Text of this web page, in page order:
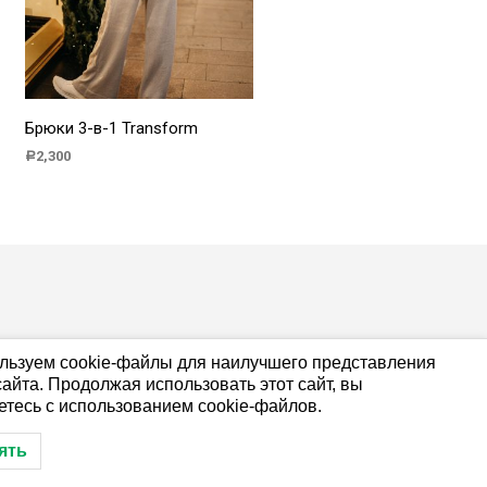
Брюки 3-в-1 Transform
Р2,300
cookie-файлы для наилучшего представления
Продолжая использовать этот сайт, вы
с использованием cookie-файлов.